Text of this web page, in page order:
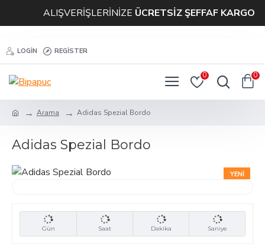
ALIŞVERİŞLERİNİZEÜCRETSİZ ŞEFFAF KARGO
LOGIN REGISTER
0 0
Arama Adidas Spezial Bordo
Adidas Spezial Bordo
YENI
Gün Saat Dakika Saniye